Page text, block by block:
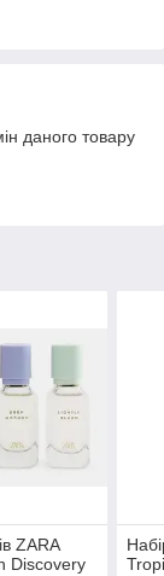
даного товару
ZARA
Discovery